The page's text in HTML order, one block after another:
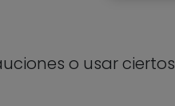
o usar ciertos